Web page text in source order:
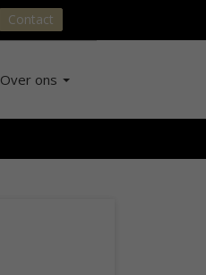
Contact
Over ons